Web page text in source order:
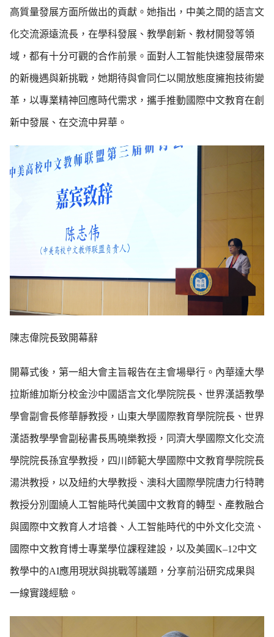
高質量發展方面所做出的貢獻。她指出，中美之間的語言文
化交流源遠流長，在學科發展、教學創新、教材開發等領
域，都有十分可觀的合作前景。面對人工智能快速發展帶來
的新機遇與新挑戰，她期待與會同仁以開放態度擁抱技術變
革，以專業精神回應時代需求，攜手推動國際中文教育在創
新中發展、在交流中昇華。
陳志偉院長致開幕辭
開幕式後，第一組大會主旨報告在主會場舉行。內華達大學
拉斯維加斯分校金沙中國語言文化學院院長、世界漢語教學
學會副會長修華靜教授，山東大學國際教育學院院長、世界
漢語教學學會副秘書長馬曉樂教授，同濟大學國際文化交流
學院院長孫宜學教授，四川師範大學國際中文教育學院院長
湯洪教授，以及紐約大學教授、澳科大國際學院唐力行特聘
教授分別圍繞人工智能時代美國中文教育的轉型、產教融合
與國際中文教育人才培養、人工智能時代的中外文化交流、
國際中文教育博士專業學位課程建設，以及美國K–12中文
教學中的AI應用現狀與挑戰等議題，分享前沿研究成果與
一線實踐經驗。